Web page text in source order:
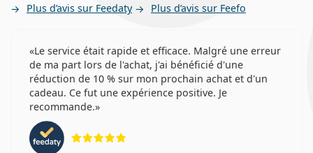
Plus d’avis sur Feedaty Plus d’avis sur Feefo
Le service était rapide et efficace. Malgré une erreur
de ma part lors de l'achat, j'ai bénéficié d'une
réduction de 10 % sur mon prochain achat et d'un
cadeau. Ce fut une expérience positive. Je
recommande.